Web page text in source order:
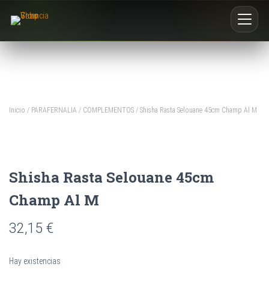
Inicio / PARAFERNALIA / COMPLEMENTOS / Shisha Rasta Selouane 45cm Champ Al M
Shisha Rasta Selouane 45cm
Champ Al M
32,15 €
Hay existencias